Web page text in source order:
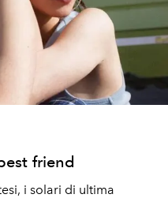
friend
i solari di ultima